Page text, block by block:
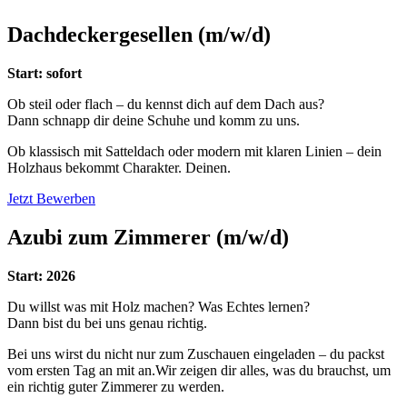
Dachdeckergesellen (m/w/d)
Start: sofort
Ob steil oder flach – du kennst dich auf dem Dach aus?
Dann schnapp dir deine Schuhe und komm zu uns.
Ob klassisch mit Satteldach oder modern mit klaren Linien – dein
Holzhaus bekommt Charakter. Deinen.
Jetzt Bewerben
Azubi zum Zimmerer (m/w/d)
Start: 2026
Du willst was mit Holz machen? Was Echtes lernen?
Dann bist du bei uns genau richtig.
Bei uns wirst du nicht nur zum Zuschauen eingeladen – du packst
vom ersten Tag an mit an.Wir zeigen dir alles, was du brauchst, um
ein richtig guter Zimmerer zu werden.